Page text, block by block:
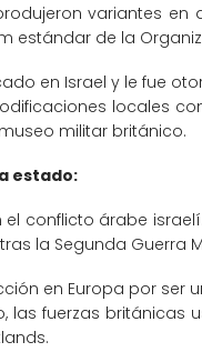
variantes
estándar de la
en Israel y le fue
locales
militar británico.
estado:
conflicto árabe
la Segunda Guerra
en Europa por ser
las fuerzas británicas